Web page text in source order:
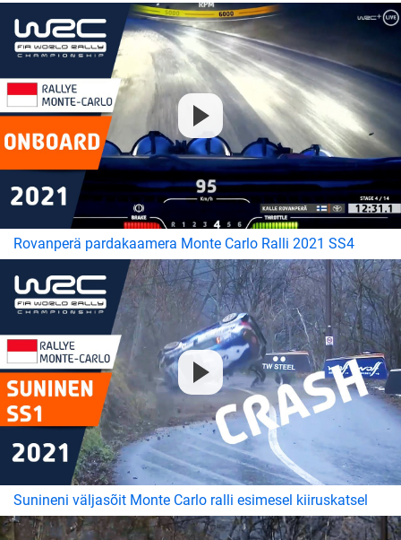
Rovanperä pardakaamera Monte Carlo Ralli 2021 SS4
Sunineni väljasõit Monte Carlo ralli esimesel kiiruskatsel